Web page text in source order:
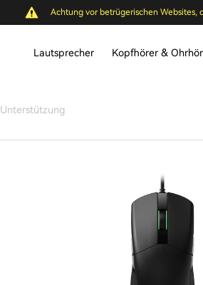
Achtung vor betrügerischen Websites,
Lautsprecher Kopfhörer &
Unterstützung